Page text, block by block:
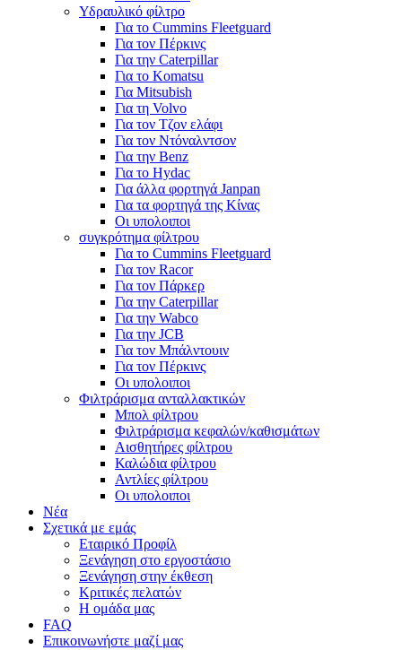
Υδραυλικό φίλτρο
Για το Cummins Fleetguard
Για τον Πέρκινς
Για την Caterpillar
Για το Komatsu
Για Mitsubish
Για τη Volvo
Για τον Τζον ελάφι
Για τον Ντόναλντσον
Για την Benz
Για το Hydac
Για άλλα φορτηγά Janpan
Για τα φορτηγά της Κίνας
Οι υπολοιποι
συγκρότημα φίλτρου
Για το Cummins Fleetguard
Για τον Racor
Για τον Πάρκερ
Για την Caterpillar
Για την Wabco
Για την JCB
Για τον Μπάλντουιν
Για τον Πέρκινς
Οι υπολοιποι
Φιλτράρισμα ανταλλακτικών
Μπολ φίλτρου
Φιλτράρισμα κεφαλών/καθισμάτων
Αισθητήρες φίλτρου
Καλώδια φίλτρου
Αντλίες φίλτρου
Οι υπολοιποι
Νέα
Σχετικά με εμάς
Εταιρικό Προφίλ
Ξενάγηση στο εργοστάσιο
Ξενάγηση στην έκθεση
Κριτικές πελατών
Η ομάδα μας
FAQ
Επικοινωνήστε μαζί μας